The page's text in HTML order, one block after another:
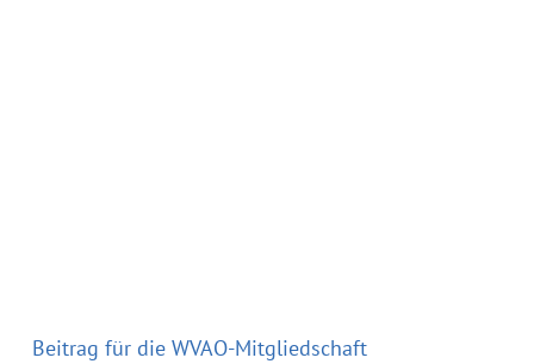
Beitrag für die WVAO-Mitgliedschaft